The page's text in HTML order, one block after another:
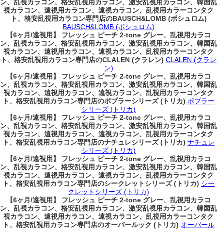
ン、乱視カラコン、格安乱視用カラコン、激安乱視用カラコン、韓国乱
視カラコン、遠視用カラコン、遠視カラコン、乱視用カラーコンタク
ト、格安乱視用カラコン専門店のBAUSCH&LOMB (ボシュロム)
BAUSCH&LOMB (ボシュロム)
【6ヶ月/遠視用】 フレッシュ ピーチ 2-tone グレー、乱視用カラコ
ン、乱視カラコン、格安乱視用カラコン、激安乱視用カラコン、韓国乱
視カラコン、遠視用カラコン、遠視カラコン、乱視用カラーコンタク
ト、格安乱視用カラコン専門店のCLALEN (クラレン) CLALEN (クラレ
ン)
【6ヶ月/遠視用】 フレッシュ ピーチ 2-tone グレー、乱視用カラコ
ン、乱視カラコン、格安乱視用カラコン、激安乱視用カラコン、韓国乱
視カラコン、遠視用カラコン、遠視カラコン、乱視用カラーコンタク
ト、格安乱視用カラコン専門店のポプラーシリーズ (トリカ) ポプラー
シリーズ (トリカ)
【6ヶ月/遠視用】 フレッシュ ピーチ 2-tone グレー、乱視用カラコ
ン、乱視カラコン、格安乱視用カラコン、激安乱視用カラコン、韓国乱
視カラコン、遠視用カラコン、遠視カラコン、乱視用カラーコンタク
ト、格安乱視用カラコン専門店のナチュレシリーズ (トリカ) ナチュレ
シリーズ (トリカ)
【6ヶ月/遠視用】 フレッシュ ピーチ 2-tone グレー、乱視用カラコ
ン、乱視カラコン、格安乱視用カラコン、激安乱視用カラコン、韓国乱
視カラコン、遠視用カラコン、遠視カラコン、乱視用カラーコンタク
ト、格安乱視用カラコン専門店のシークレットシリーズ (トリカ) シー
クレットシリーズ (トリカ)
【6ヶ月/遠視用】 フレッシュ ピーチ 2-tone グレー、乱視用カラコ
ン、乱視カラコン、格安乱視用カラコン、激安乱視用カラコン、韓国乱
視カラコン、遠視用カラコン、遠視カラコン、乱視用カラーコンタク
ト、格安乱視用カラコン専門店のオーバールック (トリカ) オーバール